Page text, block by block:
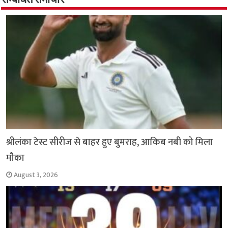
o
k
p
p
श्रीलंका टेस्ट सीरीज से बाहर हुए बुमराह, आकिब नबी को मिला
मौका
August 3, 2026